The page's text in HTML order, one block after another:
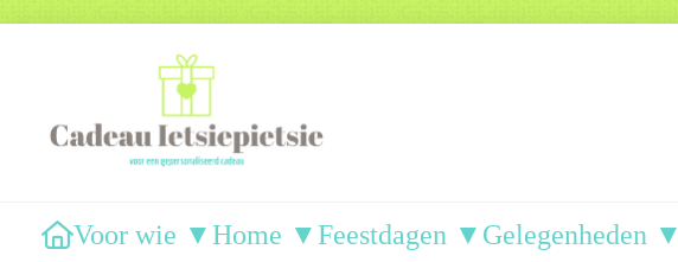
Voor wie ▼Home ▼Feestdagen ▼ Gelegenheden ▼